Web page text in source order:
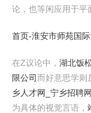
论，也等闲应用于平
首页-淮安市师苑国
在Z议论中， 湖北饭
限公司而好意思学则
乡人才网_宁乡招聘
为具体的视觉言语，